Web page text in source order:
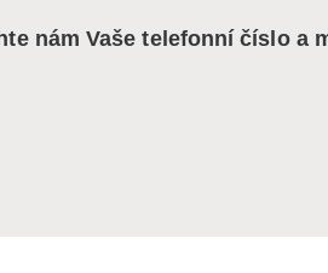
nám Vaše telefonní číslo a